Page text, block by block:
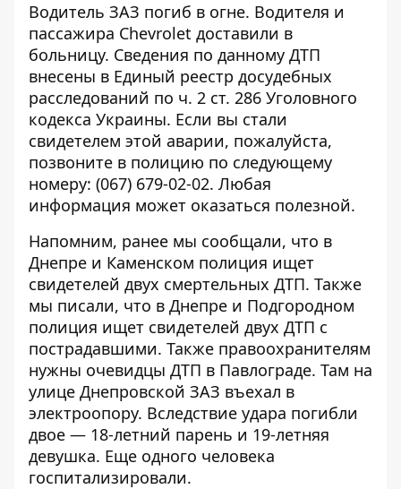
Водитель ЗАЗ погиб в огне. Водителя и
пассажира Chevrolet доставили в
больницу. Сведения по данному ДТП
внесены в Единый реестр досудебных
расследований по ч. 2 ст. 286 Уголовного
кодекса Украины. Если вы стали
свидетелем этой аварии, пожалуйста,
позвоните в полицию по следующему
номеру: (067) 679-02-02. Любая
информация может оказаться полезной.
Напомним, ранее мы сообщали, что в
Днепре и Каменском полиция ищет
свидетелей двух смертельных ДТП. Также
мы писали, что в Днепре и Подгородном
полиция ищет свидетелей двух ДТП с
пострадавшими. Также правоохранителям
нужны очевидцы ДТП в Павлограде. Там на
улице Днепровской ЗАЗ въехал в
электроопору. Вследствие удара погибли
двое — 18-летний парень и 19-летняя
девушка. Еще одного человека
госпитализировали.